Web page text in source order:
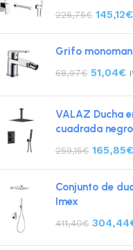
226,75€ 145,12€
Grifo
68,97€ 51,04€
VALAZ Ducha
cuadrada
259,15€ 165,85€
Conjunto de
Imex
411,40€ 304,44